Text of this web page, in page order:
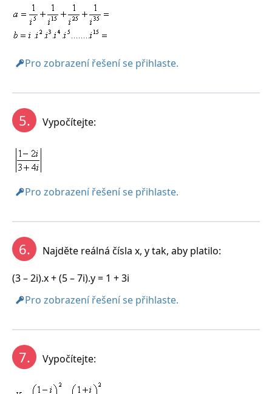
Pro zobrazení řešení se přihlaste.
5. Vypočítejte:
Pro zobrazení řešení se přihlaste.
6. Najděte reálná čísla x, y tak, aby platilo:
(3 – 2i).x + (5 – 7i).y = 1 + 3i
Pro zobrazení řešení se přihlaste.
7. Vypočítejte: